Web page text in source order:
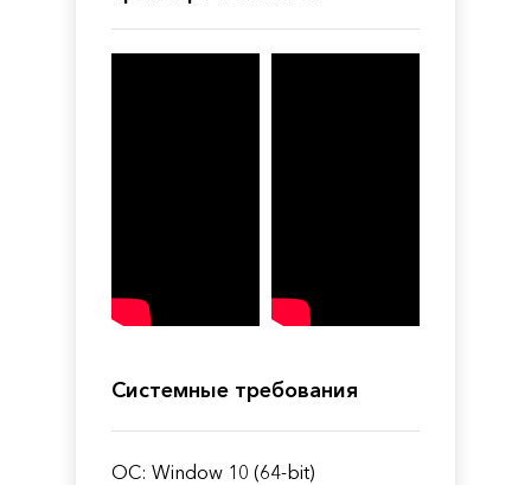
Системные требования
ОС: Window 10 (64-bit)